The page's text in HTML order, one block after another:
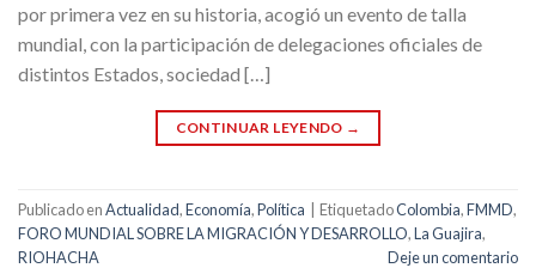
por primera vez en su historia, acogió un evento de talla
mundial, con la participación de delegaciones oficiales de
distintos Estados, sociedad […]
CONTINUAR LEYENDO →
Publicado enActualidad,Economía,Política EtiquetadoColombia,FMMD,
FORO MUNDIAL SOBRE LA MIGRACIÓN Y DESARROLLO,La Guajira,
RIOHACHA
Deje un comentario